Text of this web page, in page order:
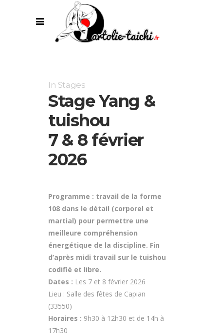
In Stages
Stage Yang &
tuishou
7 & 8 février
2026
Programme : travail de la forme
108 dans le détail (corporel et
martial) pour permettre une
meilleure compréhension
énergétique de la discipline. Fin
d’après midi travail sur le tuishou
codifié et libre.
Dates : Les 7 et 8 février 2026
Lieu : Salle des fêtes de Capian
(33550)
Horaires : 9h30 à 12h30 et de 14h à
17h30